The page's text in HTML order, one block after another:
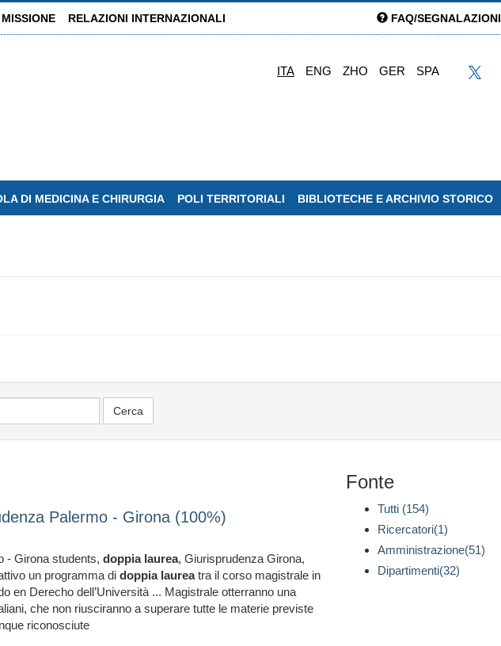
RELAZIONI INTERNAZIONALI FAQ/SEGNALAZIONI
ITA ENG ZHO GER SPA
DI MEDICINA E CHIRURGIA POLI TERRITORIALI BIBLIOTECHE E ARCHIVIO STORICO
Palermo - Girona (100%)
- Girona students, doppia laurea, Giurisprudenza Girona,
un programma di doppia laureatra il corso magistrale in
en Derecho dell’Università ... Magistrale otterranno una
che non riusciranno a superare tutte le materie previste
riconosciute
Fonte
Tutti (154)
Ricercatori(1)
Amministrazione(51)
Dipartimenti(32)